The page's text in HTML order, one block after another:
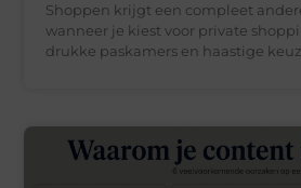
Shoppen krijgt een compleet
wanneer je kiest voor private
drukke paskamers en haastige